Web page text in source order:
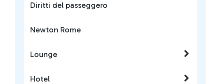
Diritti del passeggero
Newton Rome
Lounge
Hotel